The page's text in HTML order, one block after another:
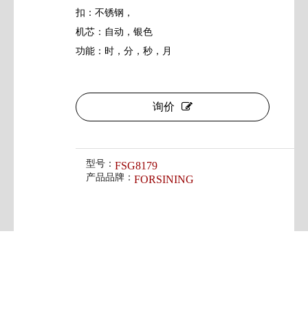
扣：不锈钢，
机芯：自动，银色
功能：时，分，秒，月
询价
型号： FSG8179
产品品牌： FORSINING